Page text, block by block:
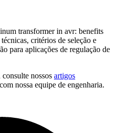
transformer in avr: benefits
critérios de seleção e
para aplicações de regulação de
nossos artigos
nossa equipe de engenharia.